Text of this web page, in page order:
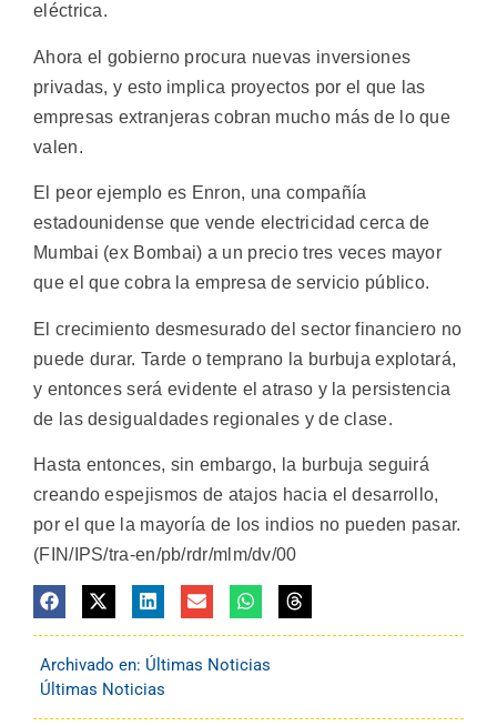
eléctrica.
Ahora el gobierno procura nuevas inversiones
privadas, y esto implica proyectos por el que las
empresas extranjeras cobran mucho más de lo que
valen.
El peor ejemplo es Enron, una compañía
estadounidense que vende electricidad cerca de
Mumbai (ex Bombai) a un precio tres veces mayor
que el que cobra la empresa de servicio público.
El crecimiento desmesurado del sector financiero no
puede durar. Tarde o temprano la burbuja explotará,
y entonces será evidente el atraso y la persistencia
de las desigualdades regionales y de clase.
Hasta entonces, sin embargo, la burbuja seguirá
creando espejismos de atajos hacia el desarrollo,
por el que la mayoría de los indios no pueden pasar.
(FIN/IPS/tra-en/pb/rdr/mlm/dv/00
Archivado en: Últimas Noticias
Últimas Noticias